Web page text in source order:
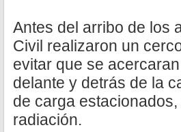
Antes del arribo de los
Civil realizaron un
evitar que se
delante y detrás de la
de carga
radiación.